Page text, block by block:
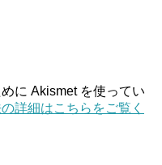
に Akismet を使ってい
詳細はこちらをご覧く